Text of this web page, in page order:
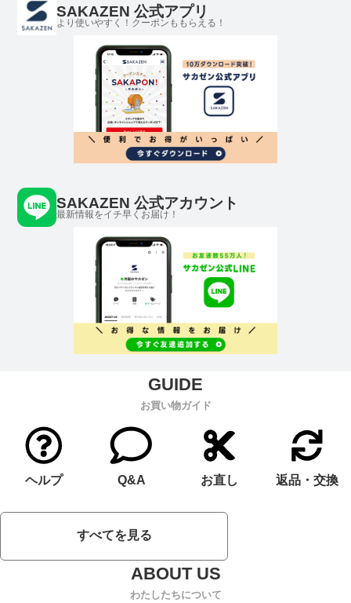
SAKAZEN 公式アプリ
より使いやすく！クーポンももらえる！
SAKAZEN 公式アカウント
最新情報をイチ早くお届け！
お買い物ガイド
ヘルプ Q&A お直し 返品・交換
すべてを見る
わたしたちについて